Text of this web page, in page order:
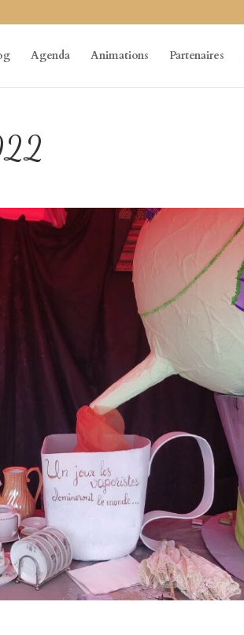
Agenda Animations Partenaires